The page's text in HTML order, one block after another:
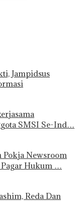
Jampidsus
SMSI Se-Ind…
Newsroom
Pagar Hukum …
Reda Dan